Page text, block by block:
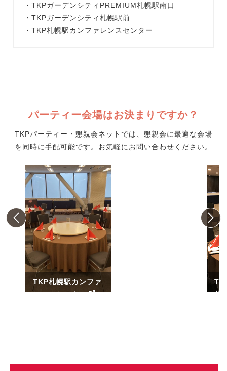
・TKPガーデンシティPREMIUM札幌駅南口
・TKPガーデンシティ札幌駅前
・TKP札幌駅カンファレンスセンター
パーティー会場はお決まりですか？
TKPパーティー・懇親会ネットでは、懇親会に最適な会場
を同時に手配可能です。お気軽にお問い合わせください。
TKP札幌駅カンファ
レンスセンター
札